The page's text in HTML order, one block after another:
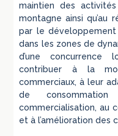
maintien des
montagne ainsi qu’au
par le
dans les zones de
d’une concurrence
contribuer à la
commerciaux, à leur
de
commercialisation, au
et à l’amélioration des